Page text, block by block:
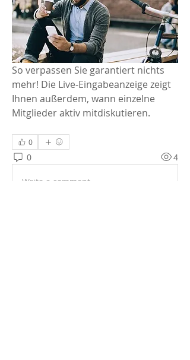
So verpassen Sie garantiert nichts
mehr! Die Live-Eingabeanzeige zeigt
Ihnen außerdem, wann einzelne
Mitglieder aktiv mitdiskutieren.
0
0 4
Write a comment...